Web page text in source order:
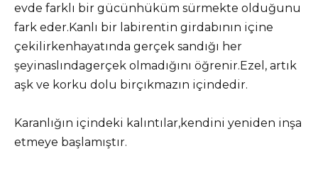
evde farklı bir gücünhüküm sürmekte olduğunu
fark eder.Kanlı bir labirentin girdabının içine
çekilirkenhayatında gerçek sandığı her
şeyinaslındagerçek olmadığını öğrenir.Ezel, artık
aşk ve korku dolu birçıkmazın içindedir.
Karanlığın içindeki kalıntılar,kendini yeniden inşa
etmeye başlamıştır.